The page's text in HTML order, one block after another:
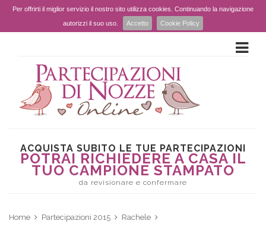
Per offrirti il miglior servizio il nostro sito utilizza cookies. Continuando la navigazione
autorizzi il suo uso.
Accetto Cookie Policy
ACQUISTA SUBITO LE TUE PARTECIPAZIONI
POTRAI RICHIEDERE A CASA IL
TUO CAMPIONE STAMPATO
da revisionare e confermare
Home Partecipazioni 2015
Rachele